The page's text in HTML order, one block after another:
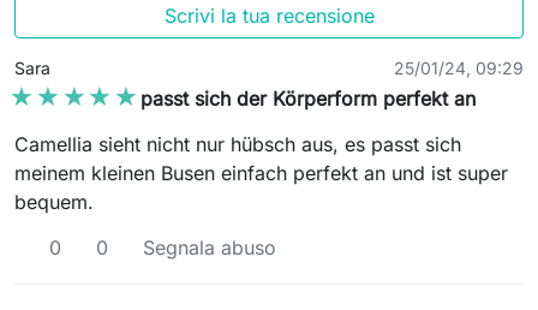
Scrivi la tua recensione
Sara 25/01/24, 09:29
★★★★★
★★★★★ passt sich der Körperform perfekt an
Camellia sieht nicht nur hübsch aus, es passt sich
meinem kleinen Busen einfach perfekt an und ist super
bequem.
0
0 Segnala abuso